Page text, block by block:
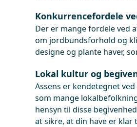
Konkurrencefordele
Der er mange fordele ved
om jordbundsforhold og
designe og plante haver,
Lokal kultur og
Assens er kendetegnet
som mange
hensyn til disse
at sikre, at din have er klar